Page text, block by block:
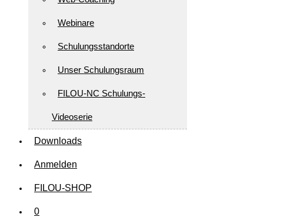
Webinare
Schulungsstandorte
Unser Schulungsraum
FILOU-NC Schulungs-
Videoserie
Downloads
Anmelden
FILOU-SHOP
0